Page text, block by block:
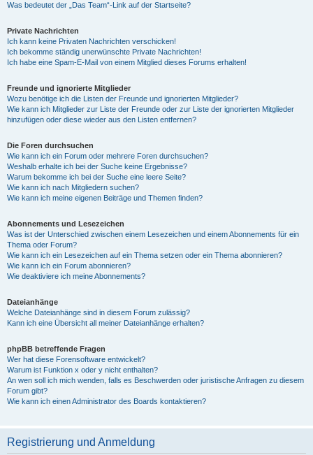
Was bedeutet der „Das Team“-Link auf der Startseite?
Private Nachrichten
Ich kann keine Privaten Nachrichten verschicken!
Ich bekomme ständig unerwünschte Private Nachrichten!
Ich habe eine Spam-E-Mail von einem Mitglied dieses Forums erhalten!
Freunde und ignorierte Mitglieder
Wozu benötige ich die Listen der Freunde und ignorierten Mitglieder?
Wie kann ich Mitglieder zur Liste der Freunde oder zur Liste der ignorierten Mitglieder
hinzufügen oder diese wieder aus den Listen entfernen?
Die Foren durchsuchen
Wie kann ich ein Forum oder mehrere Foren durchsuchen?
Weshalb erhalte ich bei der Suche keine Ergebnisse?
Warum bekomme ich bei der Suche eine leere Seite?
Wie kann ich nach Mitgliedern suchen?
Wie kann ich meine eigenen Beiträge und Themen finden?
Abonnements und Lesezeichen
Was ist der Unterschied zwischen einem Lesezeichen und einem Abonnements für ein
Thema oder Forum?
Wie kann ich ein Lesezeichen auf ein Thema setzen oder ein Thema abonnieren?
Wie kann ich ein Forum abonnieren?
Wie deaktiviere ich meine Abonnements?
Dateianhänge
Welche Dateianhänge sind in diesem Forum zulässig?
Kann ich eine Übersicht all meiner Dateianhänge erhalten?
phpBB betreffende Fragen
Wer hat diese Forensoftware entwickelt?
Warum ist Funktion x oder y nicht enthalten?
An wen soll ich mich wenden, falls es Beschwerden oder juristische Anfragen zu diesem
Forum gibt?
Wie kann ich einen Administrator des Boards kontaktieren?
Registrierung und Anmeldung